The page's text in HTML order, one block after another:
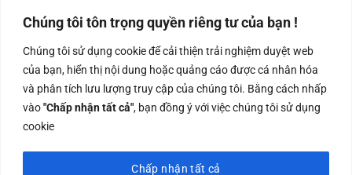
Chúng tôi tôn trọng quyền riêng tư của bạn !
Chúng tôi sử dụng cookie để cải thiện trải nghiệm duyệt web
của bạn, hiển thị nội dung hoặc quảng cáo được cá nhân hóa
và phân tích lưu lượng truy cập của chúng tôi. Bằng cách nhấp
vào"Chấp nhận tất cả", bạn đồng ý với việc chúng tôi sử dụng
cookie
Chấp nhận tất cả
LIÊN HỆ MUA HÀNG
Kinh doanh:
0966.93.1717
KD Dự Án: 0987
835 345
Kế Toán:
0987.919.040